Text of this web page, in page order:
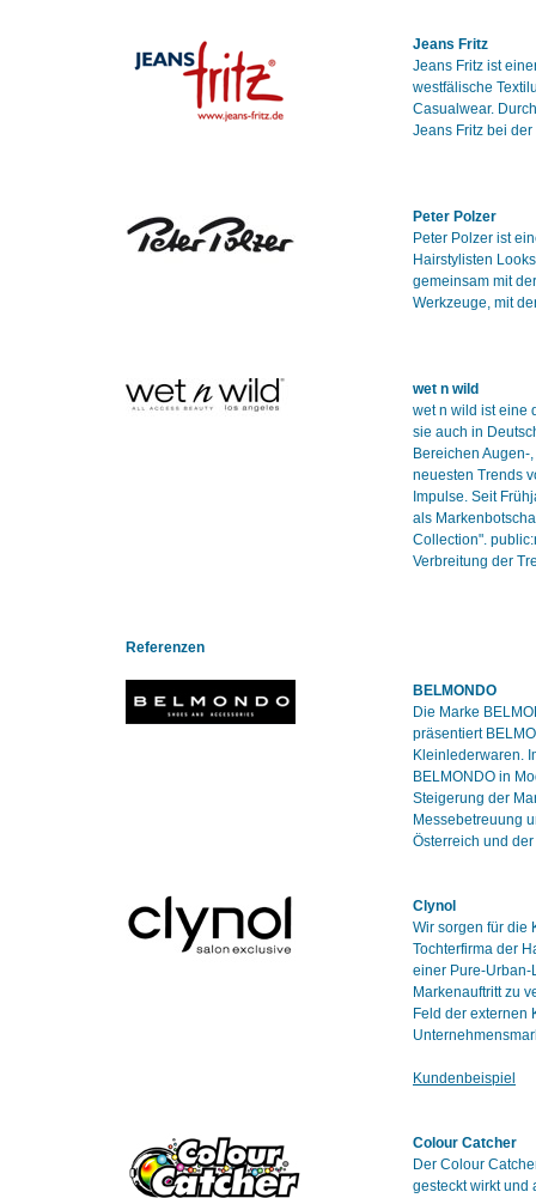
Jeans Fritz
Jeans Fritz ist
westfälische
Casualwear.
Jeans Fritz bei
Peter Polzer
Peter Polzer ist
Hairstylisten
gemeinsam mit
Werkzeuge, mit
wet n wild
wet n wild ist eine
sie auch in
Bereichen
neuesten Trends
Impulse. Seit
als
Collection".
Verbreitung der
Referenzen
BELMONDO
Die Marke
präsentiert
Kleinlederwaren.
BELMONDO in
Steigerung der
Messebetreuung
Österreich und
Clynol
Wir sorgen für die
Tochterfirma der
einer Pure-Urban-
Markenauftritt zu
Feld der externen
Kundenbeispiel
Colour Catcher
Der Colour
gesteckt wirkt und